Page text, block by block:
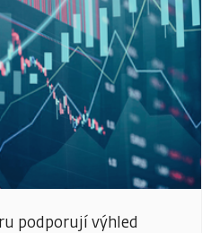
podporují výhled